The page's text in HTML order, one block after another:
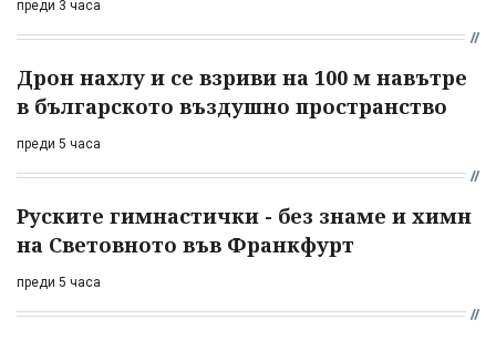
преди 3 часа
Дрон нахлу и се взриви на 100 м навътре
в българското въздушно пространство
преди 5 часа
Руските гимнастички - без знаме и химн
на Световното във Франкфурт
преди 5 часа